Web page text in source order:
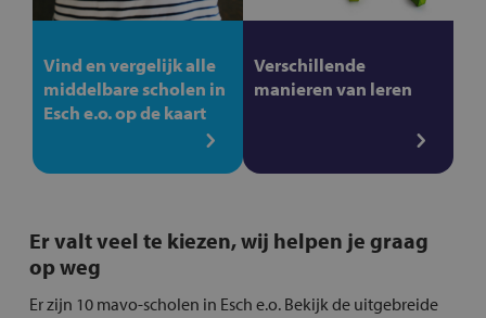
Vind en vergelijk alle
middelbare scholen in
Esch e.o. op de kaart
Verschillende
manieren van leren
Er valt veel te kiezen, wij helpen je graag
op weg
Er zijn 10 mavo-scholen in Esch e.o. Bekijk de uitgebreide